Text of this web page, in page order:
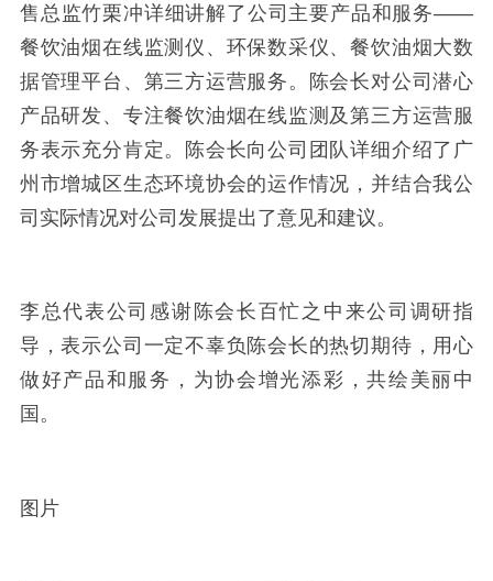
售总监竹栗冲详细讲解了公司主要产品和服务——
餐饮油烟在线监测仪、环保数采仪、餐饮油烟大数
据管理平台、第三方运营服务。陈会长对公司潜心
产品研发、专注餐饮油烟在线监测及第三方运营服
务表示充分肯定。陈会长向公司团队详细介绍了广
州市增城区生态环境协会的运作情况，并结合我公
司实际情况对公司发展提出了意见和建议。
李总代表公司感谢陈会长百忙之中来公司调研指
导，表示公司一定不辜负陈会长的热切期待，用心
做好产品和服务，为协会增光添彩，共绘美丽中
国。
图片